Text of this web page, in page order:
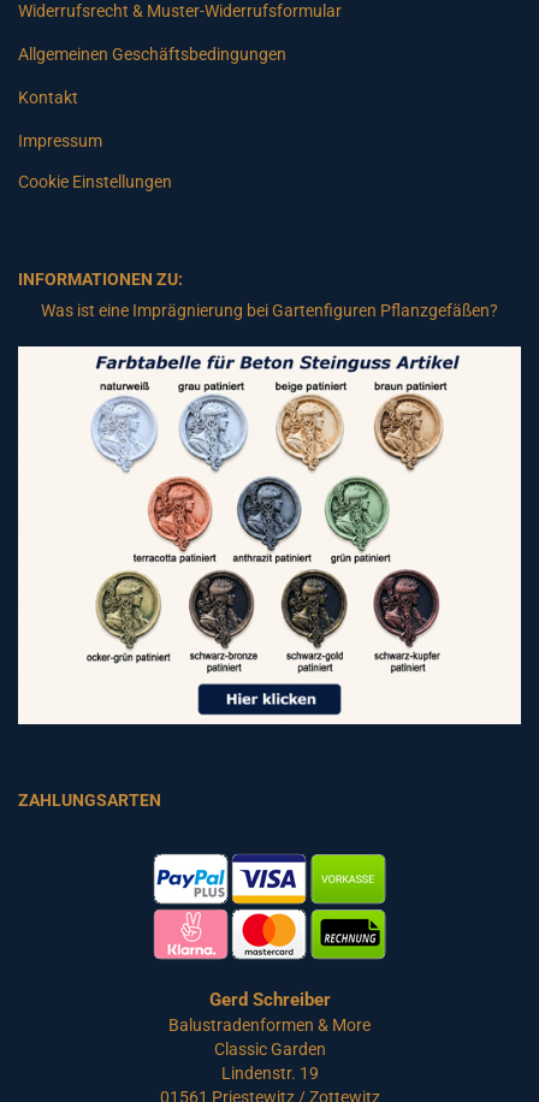
Widerrufsrecht & Muster-Widerrufsformular
Allgemeinen Geschäftsbedingungen
Kontakt
Impressum
Cookie Einstellungen
INFORMATIONEN ZU:
Was ist eine Imprägnierung bei Gartenfiguren Pflanzgefäßen?
ZAHLUNGSARTEN
Gerd Schreiber
Balustradenformen & More
Classic Garden
Lindenstr. 19
01561 Priestewitz / Zottewitz